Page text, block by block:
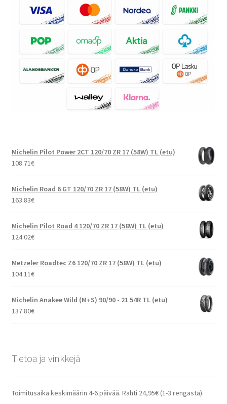
Michelin Pilot Power 2CT 120/70 ZR 17 (58W) TL (etu)
108.71€
Michelin Road 6 GT 120/70 ZR 17 (58W) TL (etu)
163.83€
Michelin Pilot Road 4 120/70 ZR 17 (58W) TL (etu)
124.02€
Metzeler Roadtec Z6 120/70 ZR 17 (58W) TL (etu)
104.11€
Michelin Anakee Wild (M+S) 90/90 - 21 54R TL (etu)
137.80€
Tietoa ja vinkkejä
Toimitusaika keskimäärin 4-6 päivää. Rahti 24,95€ (1-3 rengasta).